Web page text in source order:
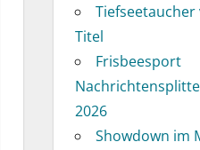
Titel
Frisbeesport
2026
Showdown im